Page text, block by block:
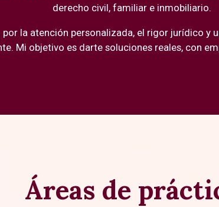
derecho civil, familiar e inmobiliario.
la atención personalizada, el rigor jurídico y
Mi objetivo es darte soluciones reales, con
Áreas de